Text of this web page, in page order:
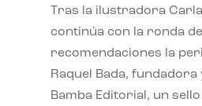
Tras la ilustradora
continúa con la ronda de
recomendaciones la
Raquel Bada,
Bamba Editorial, un